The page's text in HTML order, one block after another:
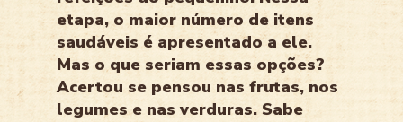
etapa, o maior número de itens
saudáveis é apresentado a ele.
Mas o que seriam essas opções?
Acertou se pensou nas frutas, nos
legumes e nas verduras. Sabe